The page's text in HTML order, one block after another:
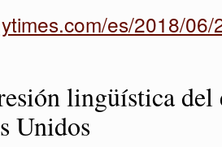
es/2018/
lingüística del
Unidos